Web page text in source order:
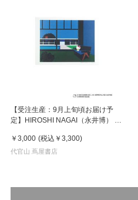
【受注生産：9月上旬頃お届け予
定】HIROSHI NAGAI（永井博） ×
スター / KTHN-PT Untitled 4
￥3,000 (税込 ￥3,300)
代官山 蔦屋書店